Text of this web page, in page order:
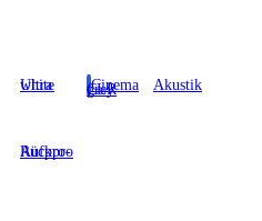
Ultra white Cinema
grey CLR Akustik
Aufpro-Rückpro